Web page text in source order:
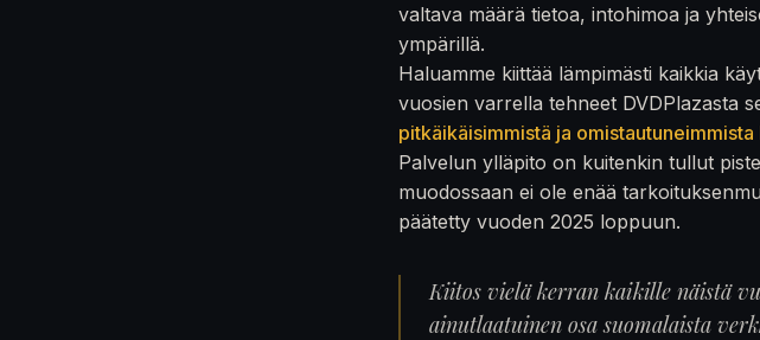
valtava määrä tietoa, intohimoa ja
ympärillä.
Haluamme kiittää lämpimästi kaikkia
vuosien varrella tehneet DVDPlazasta
pitkäikäisimmistä ja
Palvelun ylläpito on kuitenkin tullut
muodossaan ei ole enää
päätetty vuoden 2025 loppuun.
Kiitos vielä kerran kaikille näistä
ainutlaatuinen osa suomalaista